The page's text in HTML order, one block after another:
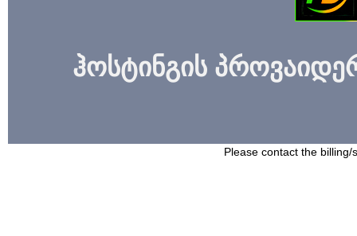
ჰოსტინგის
Please contact the